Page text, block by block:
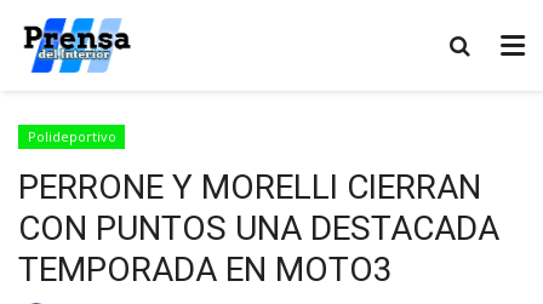
Polideportivo
PERRONE Y MORELLI CIERRAN
CON PUNTOS UNA DESTACADA
TEMPORADA EN MOTO3